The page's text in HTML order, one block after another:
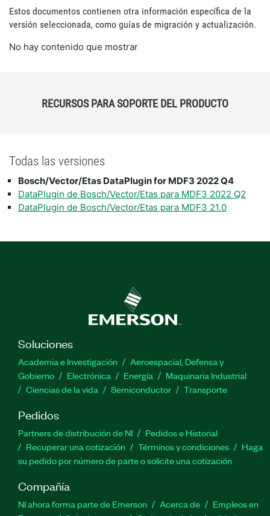
Estos documentos contienen otra información específica de la
versión seleccionada, como guías de migración y actualización.
No hay contenido que mostrar
RECURSOS PARA SOPORTE DEL PRODUCTO
Todas las versiones
Bosch/Vector/Etas DataPlugin for MDF3 2022 Q4
DataPlugin de Bosch/Vector/Etas para MDF3 2022 Q2
DataPlugin de Bosch/Vector/Etas para MDF3 21.0
Soluciones
Academia e Investigación
Aeroespacial, Defensa y
Gobierno
Electrónica Energía
Maquinaria Industrial
Ciencias de la vida
Semiconductor Transporte
Pedidos
Partners de distribución de NI
Pedidos e Historial
Recuperar una cotización
Términos y condiciones
Haga
su pedido por número de parte o solicite una cotización
Compañía
NI ahora forma parte de Emerson Acerca de
Empleos en